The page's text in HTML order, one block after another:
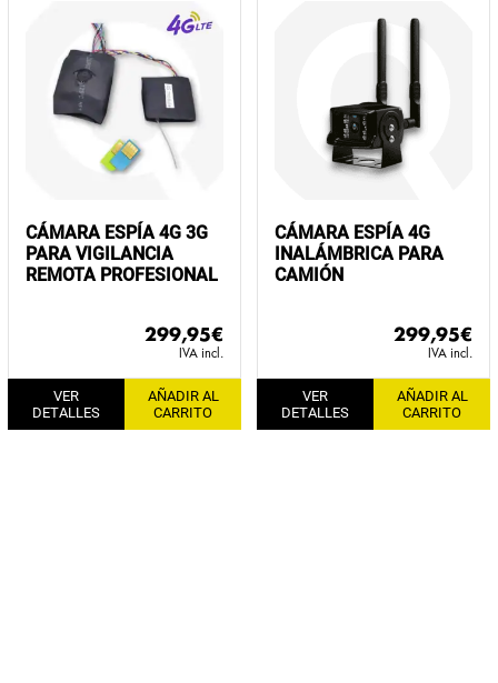
CÁMARA ESPÍA 4G 3G
PARA VIGILANCIA
REMOTA PROFESIONAL
299,95€
IVA incl.
VER
DETALLES
AÑADIR AL
CARRITO
CÁMARA ESPÍA 4G
INALÁMBRICA PARA
CAMIÓN
299,95€
IVA incl.
VER
DETALLES
AÑADIR AL
CARRITO